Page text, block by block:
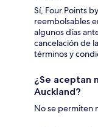
Sí, Four Points
reembolsables
algunos días
cancelación de
términos y
¿Se aceptan
Auckland?
No se permiten